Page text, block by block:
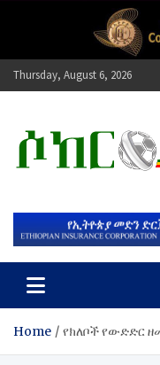
Thursday, August 6, 2026
ሶከር ኢትዮጵያ
Home የክለቦች የውድድር